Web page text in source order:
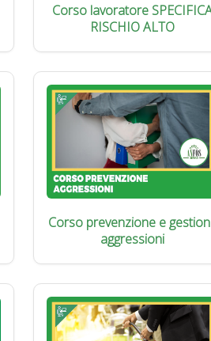
Corso lavoratore
RISCHIO ALTO
Corso prevenzione e
aggressioni